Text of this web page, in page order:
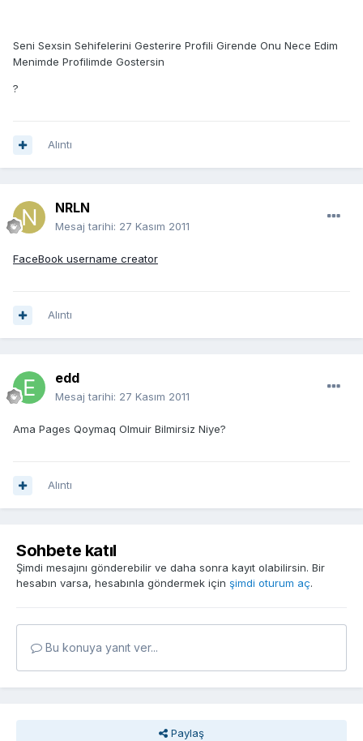
Seni Sexsin Sehifelerini Gesterire Profili Girende Onu Nece Edim
Menimde Profilimde Gostersin
?
Alıntı
NRLN
Mesaj tarihi: 27 Kasım 2011
FaceBook username creator
Alıntı
edd
Mesaj tarihi: 27 Kasım 2011
Ama Pages Qoymaq Olmuir Bilmirsiz Niye?
Alıntı
Sohbete katıl
Şimdi mesajını gönderebilir ve daha sonra kayıt olabilirsin. Bir
hesabın varsa, hesabınla göndermek için şimdi oturum aç.
Bu konuya yanıt ver...
Paylaş